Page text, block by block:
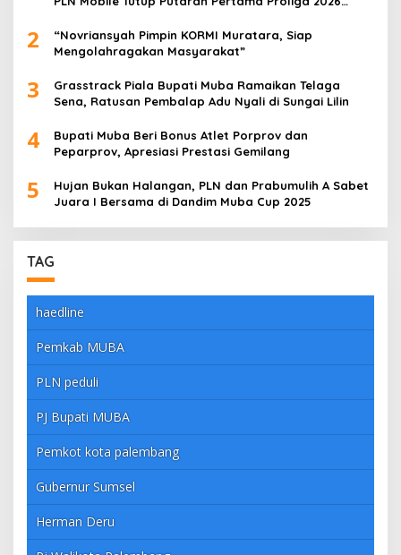
2
“Novriansyah Pimpin KORMI Muratara, Siap
Mengolahragakan Masyarakat”
3
Grasstrack Piala Bupati Muba Ramaikan Telaga
Sena, Ratusan Pembalap Adu Nyali di Sungai Lilin
4
Bupati Muba Beri Bonus Atlet Porprov dan
Peparprov, Apresiasi Prestasi Gemilang
5
Hujan Bukan Halangan, PLN dan Prabumulih A Sabet
Juara I Bersama di Dandim Muba Cup 2025
TAG
haedline
Pemkab MUBA
PLN peduli
PJ Bupati MUBA
Pemkot kota palembang
Gubernur Sumsel
Herman Deru